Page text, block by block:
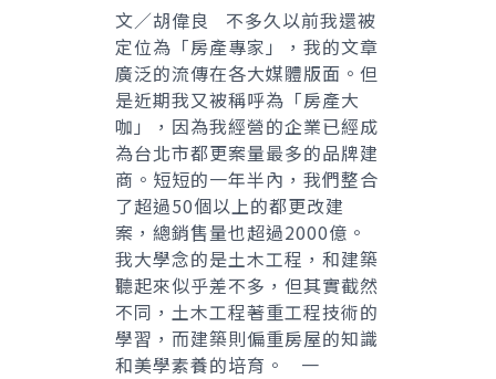
文／胡偉良 不多久以前我還被
定位為「房產專家」，我的文章
廣泛的流傳在各大媒體版面。但
是近期我又被稱呼為「房產大
咖」，因為我經營的企業已經成
為台北市都更案量最多的品牌建
商。短短的一年半內，我們整合
了超過50個以上的都更改建
案，總銷售量也超過2000億。
我大學念的是土木工程，和建築
聽起來似乎差不多，但其實截然
不同，土木工程著重工程技術的
學習，而建築則偏重房屋的知識
和美學素養的培育。 一